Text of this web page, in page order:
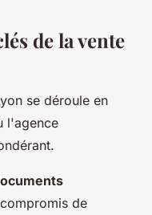
de la vente
se déroule en
l'agence
de